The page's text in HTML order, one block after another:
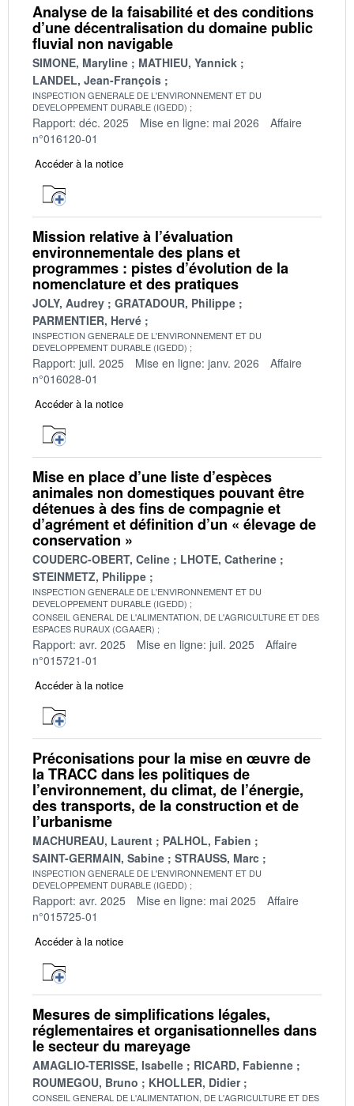
Analyse de la faisabilité et des conditions
d’une décentralisation du domaine public
fluvial non navigable
SIMONE, Maryline
MATHIEU, Yannick
LANDEL, Jean-François
INSPECTION GENERALE DE L'ENVIRONNEMENT ET DU
DEVELOPPEMENT DURABLE (IGEDD)
Rapport: déc. 2025 Mise en ligne: mai 2026
Affaire
n°016120-01
Accéder à la notice
Mission relative à l’évaluation
environnementale des plans et
programmes : pistes d’évolution de la
nomenclature et des pratiques
JOLY, Audrey
GRATADOUR, Philippe
PARMENTIER, Hervé
INSPECTION GENERALE DE L'ENVIRONNEMENT ET DU
DEVELOPPEMENT DURABLE (IGEDD)
Rapport: juil. 2025 Mise en ligne: janv. 2026
Affaire
n°016028-01
Accéder à la notice
Mise en place d’une liste d’espèces
animales non domestiques pouvant être
détenues à des fins de compagnie et
d’agrément et définition d’un « élevage de
conservation »
COUDERC-OBERT, Celine
LHOTE, Catherine
STEINMETZ, Philippe
INSPECTION GENERALE DE L'ENVIRONNEMENT ET DU
DEVELOPPEMENT DURABLE (IGEDD)
CONSEIL GENERAL DE L'ALIMENTATION, DE L'AGRICULTURE ET DES
ESPACES RURAUX (CGAAER)
Rapport: avr. 2025 Mise en ligne: juil. 2025
Affaire
n°015721-01
Accéder à la notice
Préconisations pour la mise en œuvre de
la TRACC dans les politiques de
l’environnement, du climat, de l’énergie,
des transports, de la construction et de
l’urbanisme
MACHUREAU, Laurent
PALHOL, Fabien
SAINT-GERMAIN, Sabine
STRAUSS, Marc
INSPECTION GENERALE DE L'ENVIRONNEMENT ET DU
DEVELOPPEMENT DURABLE (IGEDD)
Rapport: avr. 2025 Mise en ligne: mai 2025
Affaire
n°015725-01
Accéder à la notice
Mesures de simplifications légales,
réglementaires et organisationnelles dans
le secteur du mareyage
AMAGLIO-TERISSE, Isabelle
RICARD, Fabienne
ROUMEGOU, Bruno
KHOLLER, Didier
CONSEIL GENERAL DE L'ALIMENTATION, DE L'AGRICULTURE ET DES